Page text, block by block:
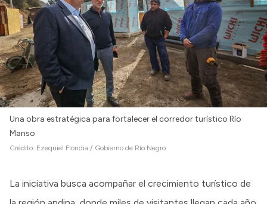
Intranet
Login
Una obra estratégica para fortalecer el corredor turístico Río
Manso
Crédito: Ezequiel Floridia / Gobierno de Río Negro
La iniciativa busca acompañar el crecimiento turístico de